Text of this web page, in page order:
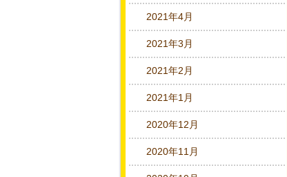
2021年4月
2021年3月
2021年2月
2021年1月
2020年12月
2020年11月